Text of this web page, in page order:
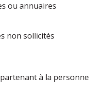
ou annuaires
non sollicités
à la personne